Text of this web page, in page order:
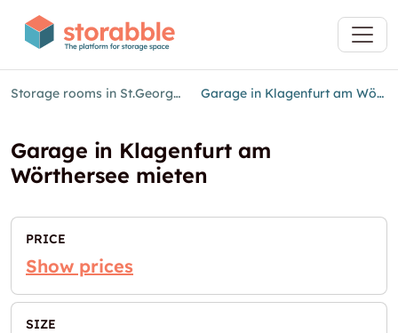
Storage rooms in St.Georgen am Sandhof Garage in Klagenfurt am Wörthersee mieten
Garage in Klagenfurt am
Wörthersee mieten
PRICE
Show prices
SIZE